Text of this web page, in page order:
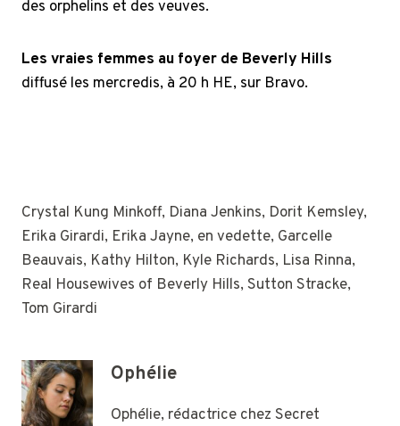
des orphelins et des veuves.
Les vraies femmes au foyer de Beverly Hills
diffusé les mercredis, à 20 h HE, sur Bravo.
Crystal Kung Minkoff, Diana Jenkins, Dorit Kemsley,
Erika Girardi, Erika Jayne, en vedette, Garcelle
Beauvais, Kathy Hilton, Kyle Richards, Lisa Rinna,
Real Housewives of Beverly Hills, Sutton Stracke,
Tom Girardi
Ophélie
Ophélie, rédactrice chez Secret